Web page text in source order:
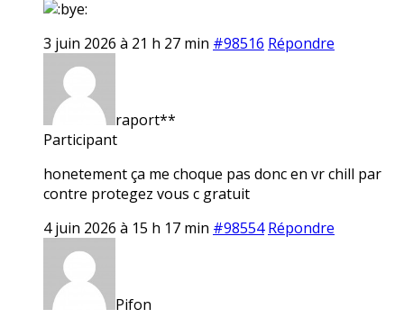
3 juin 2026 à 21 h 27 min #98516 Répondre
raport**
Participant
honetement ça me choque pas donc en vr chill par
contre protegez vous c gratuit
4 juin 2026 à 15 h 17 min #98554 Répondre
Pifon